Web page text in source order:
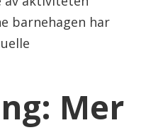
barnehagen har
Mer